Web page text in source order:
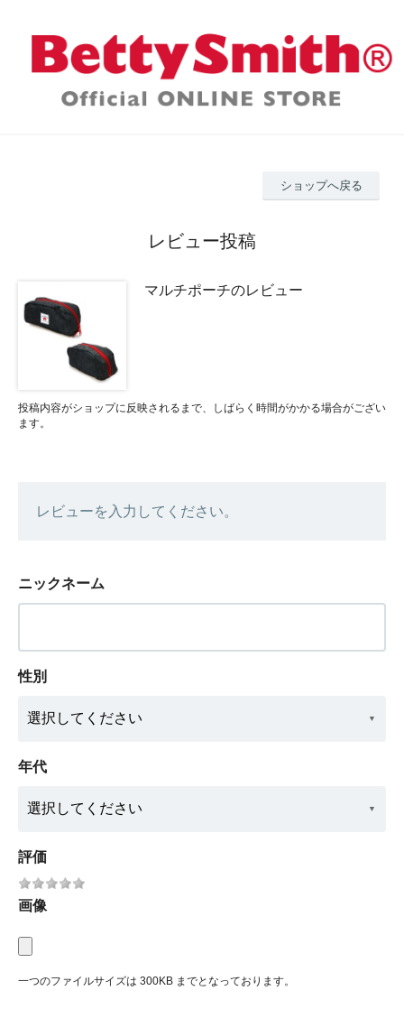
ショップへ戻る
レビュー投稿
マルチポーチのレビュー
投稿内容がショップに反映されるまで、しばらく時間がかかる場合がござい
ます。
レビューを入力してください。
ニックネーム
性別
年代
評価
画像
一つのファイルサイズは 300KB までとなっております。